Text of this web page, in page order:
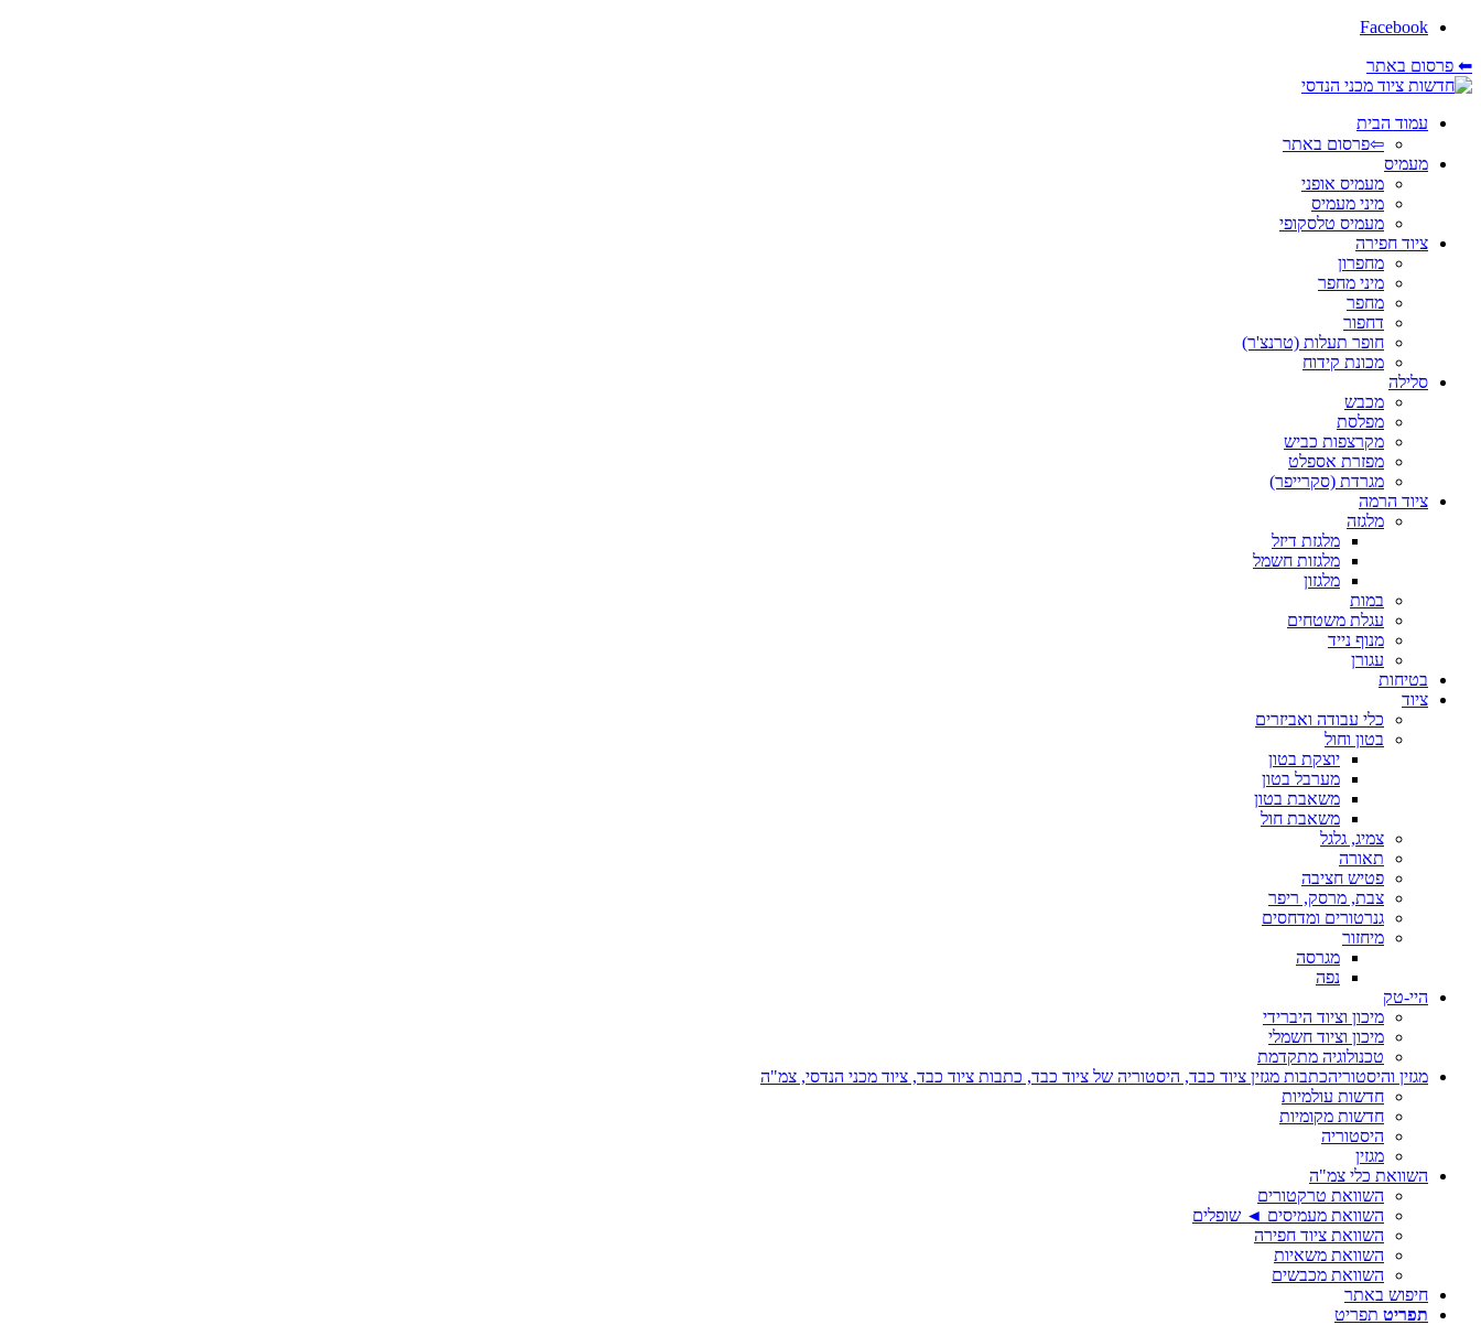
Facebook
⬅ פרסום באתר
עמוד הבית
⇦פרסום באתר
מעמיס
מעמיס אופני
מיני מעמיס
מעמיס טלסקופי
ציוד חפירה
מחפרון
מיני מחפר
מחפר
דחפור
חופר תעלות (טרנצ'ר)
מכונת קידוח
סלילה
מכבש
מפלסת
מקרצפות כביש
מפזרת אספלט
מגרדת (סקרייפר)
ציוד הרמה
מלגזה
מלגזת דיזל
מלגזות חשמל
מלגזון
במות
עגלת משטחים
מנוף נייד
עגורן
בטיחות
ציוד
כלי עבודה ואביזרים
בטון וחול
יוצקת בטון
מערבל בטון
משאבת בטון
משאבת חול
צמיג, גלגל
תאורה
פטיש חציבה
צבת, מרסק, ריפר
גנרטורים ומדחסים
מיחזור
מגרסה
נפה
היי-טק
מיכון וציוד היברידי
מיכון וציוד חשמלי
טכנולוגיה מתקדמת
מגזין והיסטוריהכתבות מגזין ציוד כבד, היסטוריה של ציוד כבד, כתבות ציוד כבד, ציוד מכני הנדסי, צמ"ה
חדשות עולמיות
חדשות מקומיות
היסטוריה
מגזין
השוואת כלי צמ"ה
השוואת טרקטורים
השוואת מעמיסים ◄ שופלים
השוואת ציוד חפירה
השוואת משאיות
השוואת מכבשים
חיפוש באתר
תפריט תפריט